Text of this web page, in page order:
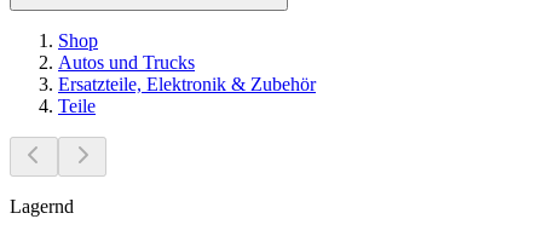
Shop
Autos und Trucks
Ersatzteile, Elektronik & Zubehör
Teile
Lagernd